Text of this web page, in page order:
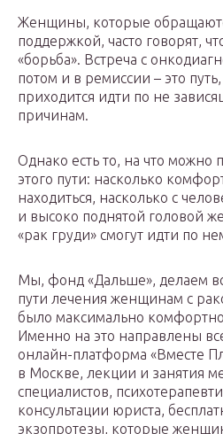
Женщины, которые
поддержкой, часто говорят,
«борьба». Встреча с
потом и в ремиссии – это
приходится идти по не
причинам.
Однако есть то, на что можно
этого пути: насколько
находиться, насколько с
и высоко поднятой головой
«рак груди» смогут идти по
Мы, фонд «Дальше», делаем
пути лечения женщинам с
было максимально
Именно на это направлены
онлайн-платформа «Вместе
в Москве, лекции и занятия
специалистов,
консультации юриста,
экзопротезы, которые